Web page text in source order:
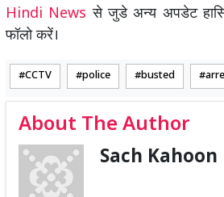
Hindi Newsसे जुडे अन्य अपडेट
फॉलो करें।
CCTV police busted
About The Author
Sach Kahoon